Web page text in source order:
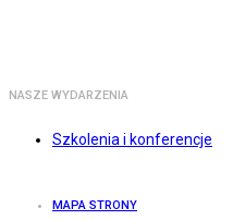
NASZE WYDARZENIA
Szkolenia i konferencje
MAPA STRONY